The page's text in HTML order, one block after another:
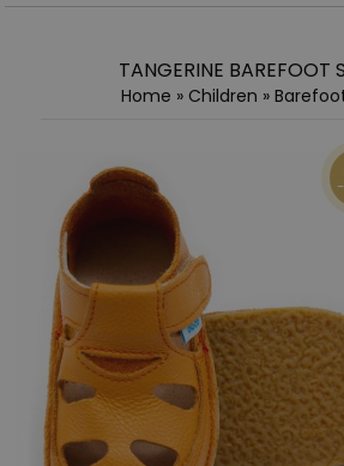
TANGERINE BAREFOOT
Home » Children »